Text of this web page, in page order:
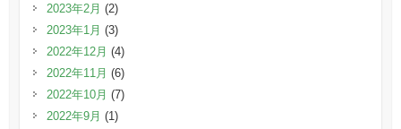
2023年2月 (2)
2023年1月 (3)
2022年12月 (4)
2022年11月 (6)
2022年10月 (7)
2022年9月 (1)